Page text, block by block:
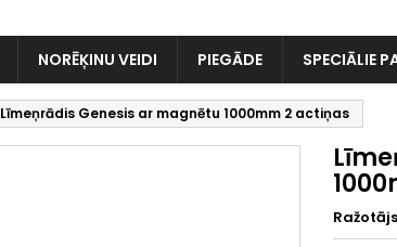
NORĒĶINU VEIDI PIEGĀDE SPECIĀLIE
Līmeņrādis Genesis ar magnētu 1000mm 2 actiņas
Ražotājs